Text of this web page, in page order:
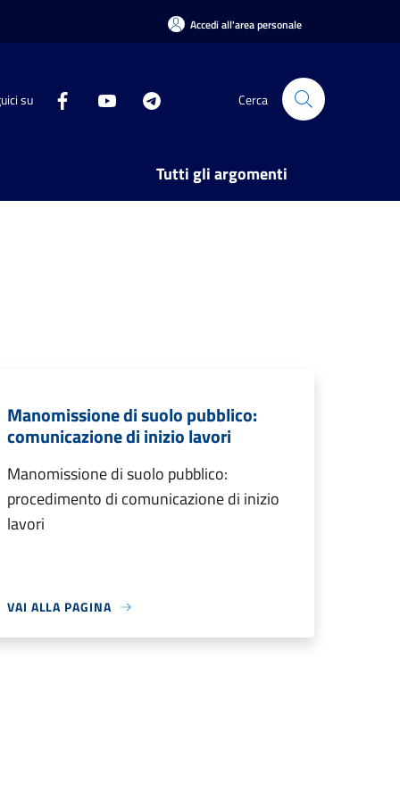
Accedi all'area personale
su Cerca
Tutti gli argomenti
Manomissione di suolo pubblico:
comunicazione di inizio lavori
Manomissione di suolo pubblico:
procedimento di comunicazione di inizio
lavori
VAI ALLA PAGINA